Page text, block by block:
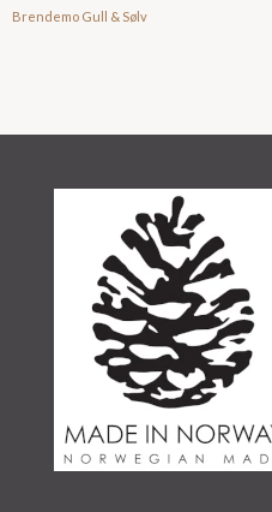
Brendemo Gull & Sølv